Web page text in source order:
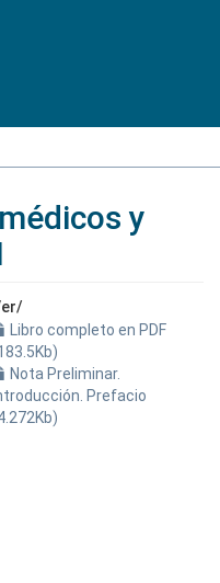
y
Libro completo en PDF
Nota Preliminar.
Prefacio